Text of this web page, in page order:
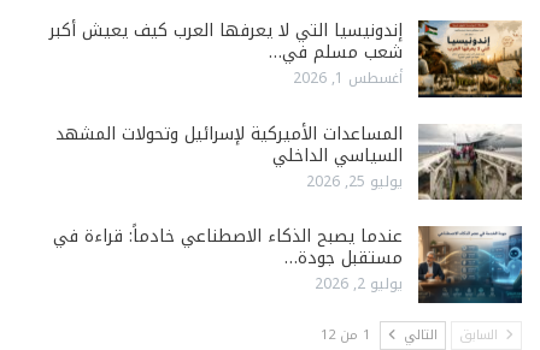
إندونيسيا التي لا يعرفها العرب كيف يعيش أكبر
شعب مسلم في…
أغسطس 1, 2026
المساعدات الأميركية لإسرائيل وتحولات المشهد
السياسي الداخلي
يوليو 25, 2026
عندما يصبح الذكاء الاصطناعي خادماً: قراءة في
مستقبل جودة…
يوليو 2, 2026
السابق التالي 1 من 12